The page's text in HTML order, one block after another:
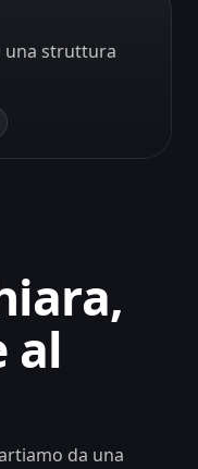
una struttura
al
da una